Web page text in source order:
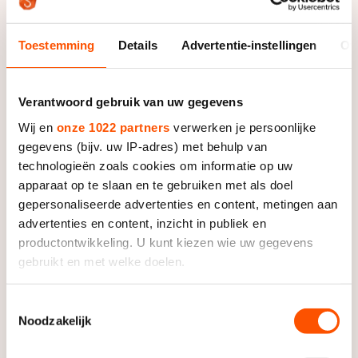
Toestemming Details Advertentie-instellingen
Verantwoord gebruik van uw gegevens
Wij en onze 1022 partners verwerken je persoonlijke
gegevens (bijv. uw IP-adres) met behulp van
technologieën zoals cookies om informatie op uw
apparaat op te slaan en te gebruiken met als doel
gepersonaliseerde advertenties en content, metingen aan
advertenties en content, inzicht in publiek en
productontwikkeling. U kunt kiezen wie uw gegevens
gebruikt en met welke doelen.
Informatie verzamelen over uw geografische locatie,
Noodzakelijk
Met drie ronden te gaan zette de voormalig Europees
onmiddellijk op jacht, wist in de laatste ronde nog wel
dichterbij te komen, maar Knegt was te ver weg om te
achterhalen.
Zo gleed Knegt met een gebalde vuist over de streep,
gevolgd door Kerstholt. Het brons ging naar Freek van
der Wart. Christiaan Bökkerink deed belangrijke zaken
met het oog op de reserveplaats van de
aflossingploeg bij de Europese kampioenschappen in
Koen Hakkenberg en Itzhak de Laat uit de